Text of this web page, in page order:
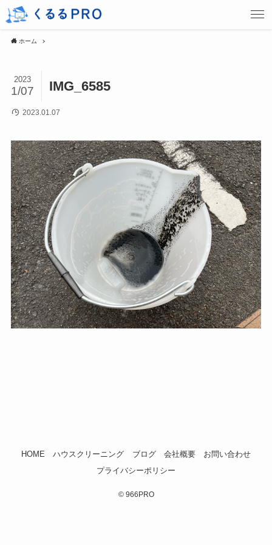
ホーム
IMG_6585
2023
1/07
2023.01.07
HOME ハウスクリーニング ブログ 会社概要
お問い合わせ
プライバシーポリシー
©966PRO